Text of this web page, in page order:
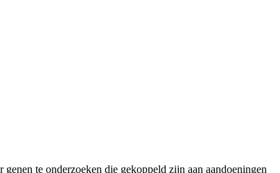
te onderzoeken die gekoppeld zijn aan aandoeningen